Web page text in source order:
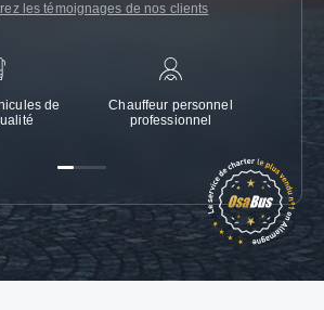
les témoignages de nos clients
de
Chauffeur personnel
professionnel